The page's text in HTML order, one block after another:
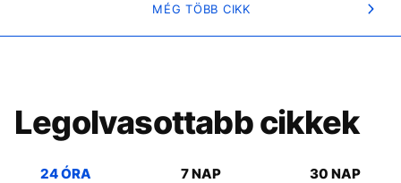
MÉG TÖBB CIKK
Legolvasottabb cikkek
24 ÓRA 7 NAP 30 NAP